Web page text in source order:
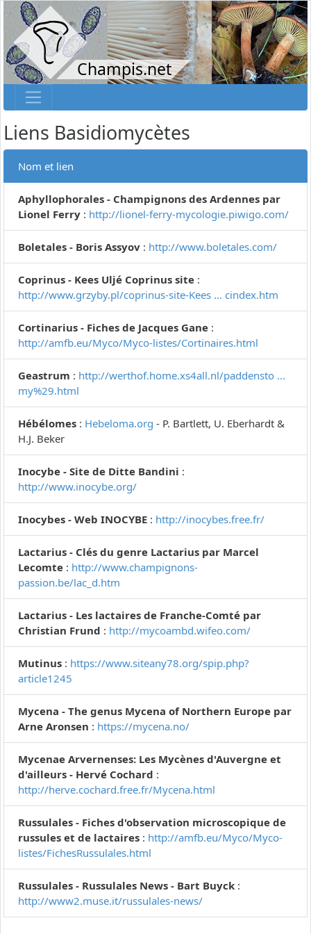
Champis.net
Liens Basidiomycètes
Nom et lien
Aphyllophorales - Champignons des Ardennes par
Lionel Ferry : http://lionel-ferry-mycologie.piwigo.com/
Boletales - Boris Assyov : http://www.boletales.com/
Coprinus - Kees Uljé Coprinus site :
http://www.grzyby.pl/coprinus-site-Kees ... cindex.htm
Cortinarius - Fiches de Jacques Gane :
http://amfb.eu/Myco/Myco-listes/Cortinaires.html
Geastrum : http://werthof.home.xs4all.nl/paddensto ...
my%29.html
Hébélomes : Hebeloma.org - P. Bartlett, U. Eberhardt &
H.J. Beker
Inocybe - Site de Ditte Bandini :
http://www.inocybe.org/
Inocybes - Web INOCYBE : http://inocybes.free.fr/
Lactarius - Clés du genre Lactarius par Marcel
Lecomte : http://www.champignons-
passion.be/lac_d.htm
Lactarius - Les lactaires de Franche-Comté par
Christian Frund : http://mycoambd.wifeo.com/
Mutinus : https://www.siteany78.org/spip.php?
article1245
Mycena - The genus Mycena of Northern Europe par
Arne Aronsen : https://mycena.no/
Mycenae Arvernenses: Les Mycènes d'Auvergne et
d'ailleurs - Hervé Cochard :
http://herve.cochard.free.fr/Mycena.html
Russulales - Fiches d'observation microscopique de
russules et de lactaires : http://amfb.eu/Myco/Myco-
listes/FichesRussulales.html
Russulales - Russulales News - Bart Buyck :
http://www2.muse.it/russulales-news/